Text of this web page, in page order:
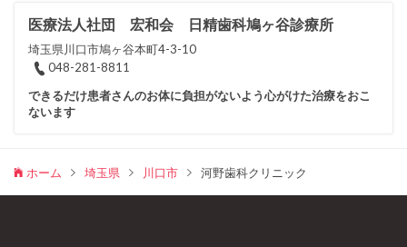
医療法人社団 宏和会 日精歯科鳩ヶ谷診療所
埼玉県川口市鳩ヶ谷本町4-3-10
048-281-8811
できるだけ患者さんのお体に負担がないよう心がけた治療をおこ
ないます
ホーム 埼玉県 川口市 河野歯科クリニック